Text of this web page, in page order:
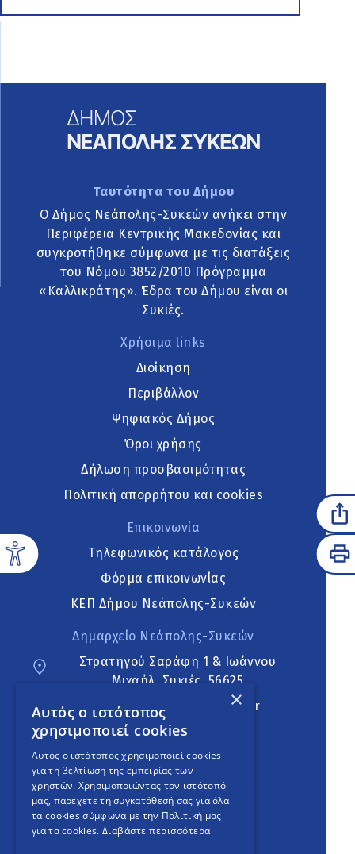
Ταυτότητα του Δήμου
Ο Δήμος Νεάπολης-Συκεών ανήκει στην
Περιφέρεια Κεντρικής Μακεδονίας και
συγκροτήθηκε σύμφωνα με τις διατάξεις
του Νόμου 3852/2010 Πρόγραμμα
«Καλλικράτης». Έδρα του Δήμου είναι οι
Συκιές.
Χρήσιμα links
Διοίκηση
Περιβάλλον
Ψηφιακός Δήμος
Όροι χρήσης
Δήλωση προσβασιμότητας
Πολιτική απορρήτου και cookies
Επικοινωνία
Τηλεφωνικός κατάλογος
Φόρμα επικοινωνίας
ΚΕΠ Δήμου Νεάπολης-Συκεών
Δημαρχείο Νεάπολης-Συκεών
Στρατηγού Σαράφη 1 & Ιωάννου
Μιχαήλ, Συκιές, 56625
neapoli.sykies@ddt.gov.gr
Ακολουθήστε
English Version
An project
×
Αυτός ο ιστότοπος
χρησιμοποιεί cookies
Αυτός ο ιστότοπος χρησιμοποιεί cookies
για τη βελτίωση της εμπειρίας των
χρηστών. Χρησιμοποιώντας τον ιστότοπό
μας, παρέχετε τη συγκατάθεσή σας για όλα
τα cookies σύμφωνα με την Πολιτική μας
για τα cookies. Διαβάστε περισσότερα